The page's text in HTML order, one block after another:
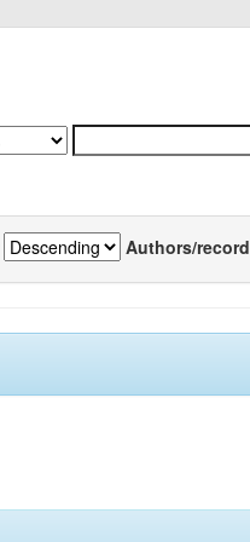
Authors/record